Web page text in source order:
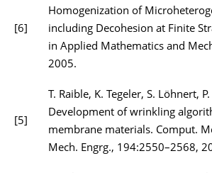
[6]
Homogenization of
including Decohesion at Finite
in Applied Mathematics and
2005.
[5]
T. Raible, K. Tegeler, S. Löhnert,
Development of wrinkling
membrane materials. Comput.
Mech. Engrg., 194:2550–2568,